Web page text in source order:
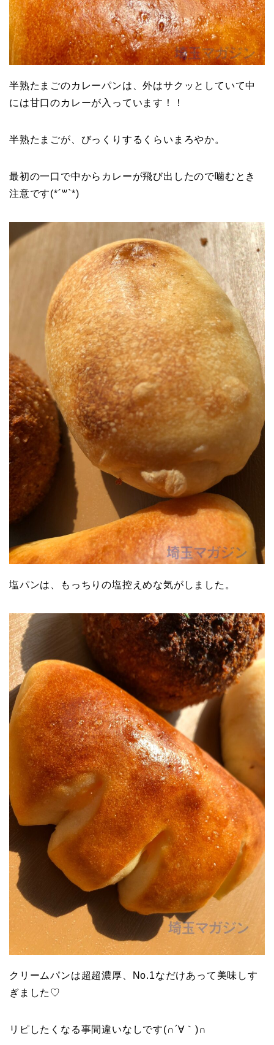
半熟たまごのカレーパンは、外はサクッとしていて中
には甘口のカレーが入っています！！
半熟たまごが、びっくりするくらいまろやか。
最初の一口で中からカレーが飛び出したので噛むとき
注意です(*´꒳`*)
塩パンは、もっちりの塩控えめな気がしました。
クリームパンは超超濃厚、No.1なだけあって美味しす
ぎました♡
リピしたくなる事間違いなしです(∩´∀｀)∩